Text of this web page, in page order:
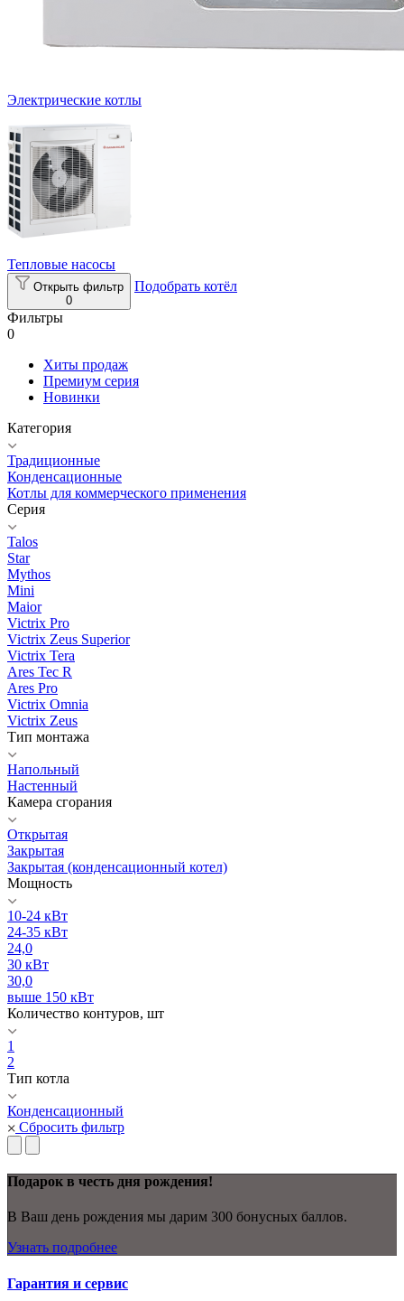
Электрические котлы
Тепловые насосы
Открыть фильтр
0
Подобрать котёл
Фильтры
0
Хиты продаж
Премиум серия
Новинки
Категория
Традиционные
Конденсационные
Котлы для коммерческого применения
Серия
Talos
Star
Mythos
Mini
Maior
Victrix Pro
Victrix Zeus Superior
Victrix Tera
Ares Tec R
Ares Pro
Victrix Omnia
Victrix Zeus
Тип монтажа
Напольный
Настенный
Камера сгорания
Открытая
Закрытая
Закрытая (конденсационный котел)
Мощность
10-24 кВт
24-35 кВт
24,0
30 кВт
30,0
выше 150 кВт
Количество контуров, шт
1
2
Тип котла
Конденсационный
Сбросить фильтр
Подарок в честь дня рождения!
В Ваш день рождения мы дарим 300 бонусных баллов.
Узнать подробнее
Гарантия и сервис